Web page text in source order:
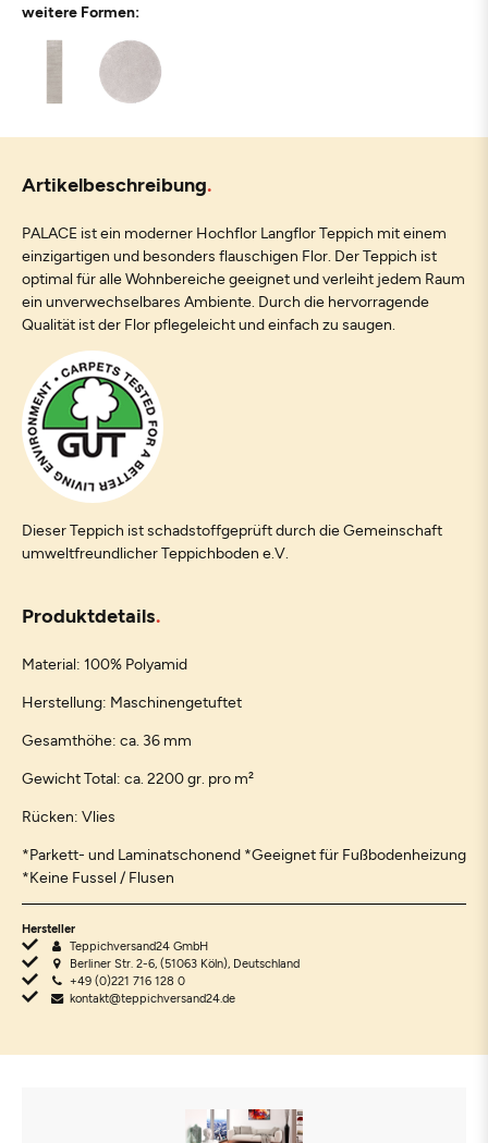
weitere Formen:
Artikelbeschreibung
PALACE ist ein moderner Hochflor Langflor Teppich mit einem
einzigartigen und besonders flauschigen Flor. Der Teppich ist
optimal für alle Wohnbereiche geeignet und verleiht jedem Raum
ein unverwechselbares Ambiente. Durch die hervorragende
Qualität ist der Flor pflegeleicht und einfach zu saugen.
Dieser Teppich ist schadstoffgeprüft durch die Gemeinschaft
umweltfreundlicher Teppichboden e.V.
Produktdetails
Material: 100% Polyamid
Herstellung: Maschinengetuftet
Gesamthöhe: ca. 36 mm
Gewicht Total: ca. 2200 gr. pro m²
Rücken: Vlies
*Parkett- und Laminatschonend *Geeignet für Fußbodenheizung
*Keine Fussel / Flusen
Hersteller
Teppichversand24 GmbH
Berliner Str. 2-6, (51063 Köln), Deutschland
+49 (0)221 716 128 0
kontakt@teppichversand24.de